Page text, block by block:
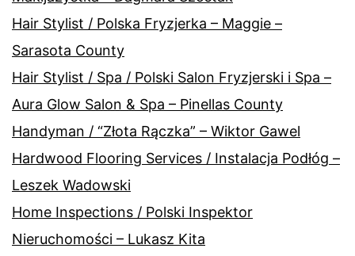
Hair Stylist / Polska Fryzjerka – Maggie –
Sarasota County
Hair Stylist / Spa / Polski Salon Fryzjerski i Spa –
Aura Glow Salon & Spa – Pinellas County
Handyman / “Złota Rączka” – Wiktor Gawel
Hardwood Flooring Services / Instalacja Podłóg –
Leszek Wadowski
Home Inspections / Polski Inspektor
Nieruchomości – Lukasz Kita